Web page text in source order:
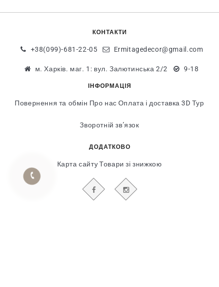
КОНТАКТИ
+38(099)-681-22-05 Ermitagedecor@gmail.com
м. Харків. маг. 1: вул. Залютинська 2/2 9-18
ІНФОРМАЦІЯ
Повернення та обмін Про нас Оплата і доставка 3D Тур
Зворотній зв’язок
ДОДАТКОВО
Карта сайту Товари зі знижкою